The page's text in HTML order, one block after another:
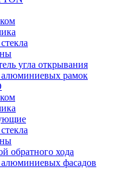
угла открывания
алюминиевых рамок
обратного хода
фасадов